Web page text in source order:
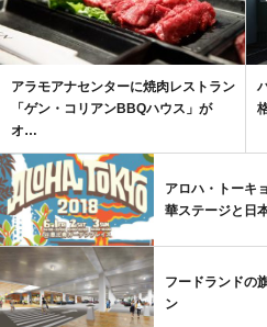
アラモアナセンターに焼肉レストラン
「ゲン・コリアンBBQハウス」が
オ…
アロハ・トーキ
華ステージと日
フードランドの
ン